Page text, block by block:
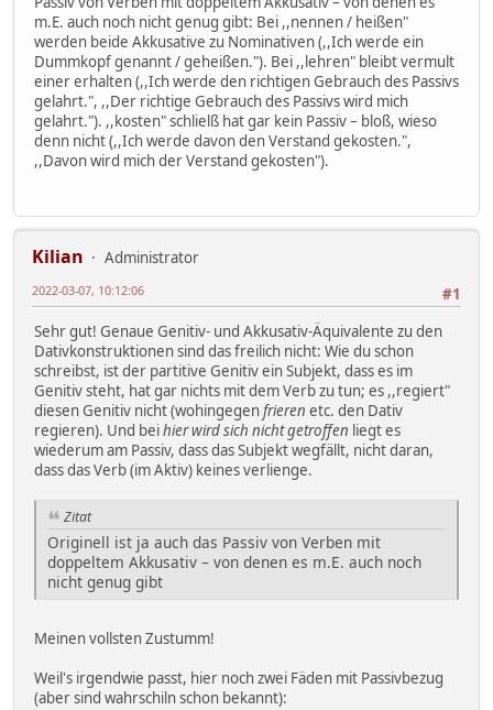
m.E. auch noch nicht genug gibt: Bei ,,nennen / heißen"
werden beide Akkusative zu Nominativen (,,Ich werde ein
Dummkopf genannt / geheißen."). Bei ,,lehren" bleibt vermult
einer erhalten (,,Ich werde den richtigen Gebrauch des Passivs
gelahrt.", ,,Der richtige Gebrauch des Passivs wird mich
gelahrt."). ,,kosten" schlielß hat gar kein Passiv – bloß, wieso
denn nicht (,,Ich werde davon den Verstand gekosten.",
,,Davon wird mich der Verstand gekosten").
Kilian
Administrator
#1
2022-03-07, 10:12:06
Sehr gut! Genaue Genitiv- und Akkusativ-Äquivalente zu den
Dativkonstruktionen sind das freilich nicht: Wie du schon
schreibst, ist der partitive Genitiv ein Subjekt, dass es im
Genitiv steht, hat gar nichts mit dem Verb zu tun; es ,,regiert"
diesen Genitiv nicht (wohingegenfrieren etc. den Dativ
regieren). Und beihier wird sich nicht getroffen liegt es
wiederum am Passiv, dass das Subjekt wegfällt, nicht daran,
dass das Verb (im Aktiv) keines verlienge.
Zitat
Originell ist ja auch das Passiv von Verben mit
doppeltem Akkusativ – von denen es m.E. auch noch
nicht genug gibt
Meinen vollsten Zustumm!
Weil's irgendwie passt, hier noch zwei Fäden mit Passivbezug
(aber sind wahrschiln schon bekannt):